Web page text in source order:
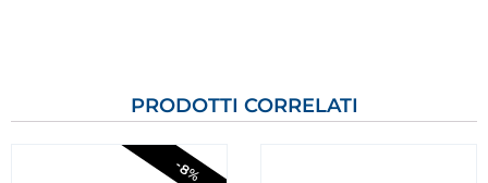
PRODOTTI CORRELATI
-8%